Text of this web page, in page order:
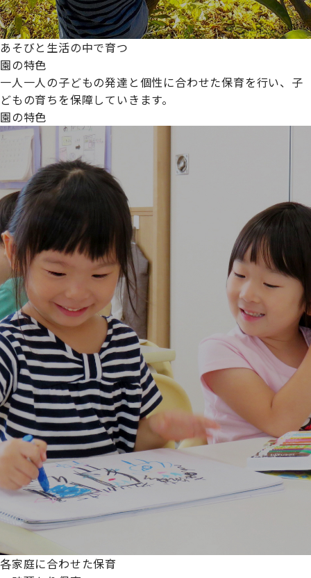
あそびと生活の中で育つ
園の特色
一人一人の子どもの発達と個性に合わせた保育を行い、子
どもの育ちを保障していきます。
園の特色
各家庭に合わせた保育